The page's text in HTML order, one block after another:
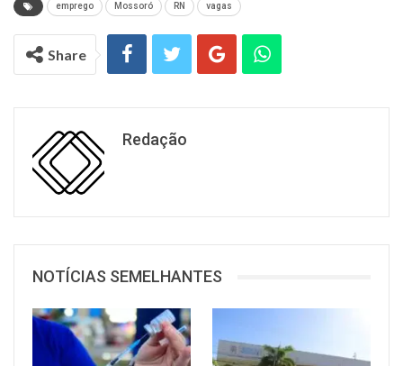
emprego Mossoró RN vagas
Share
Redação
NOTÍCIAS SEMELHANTES